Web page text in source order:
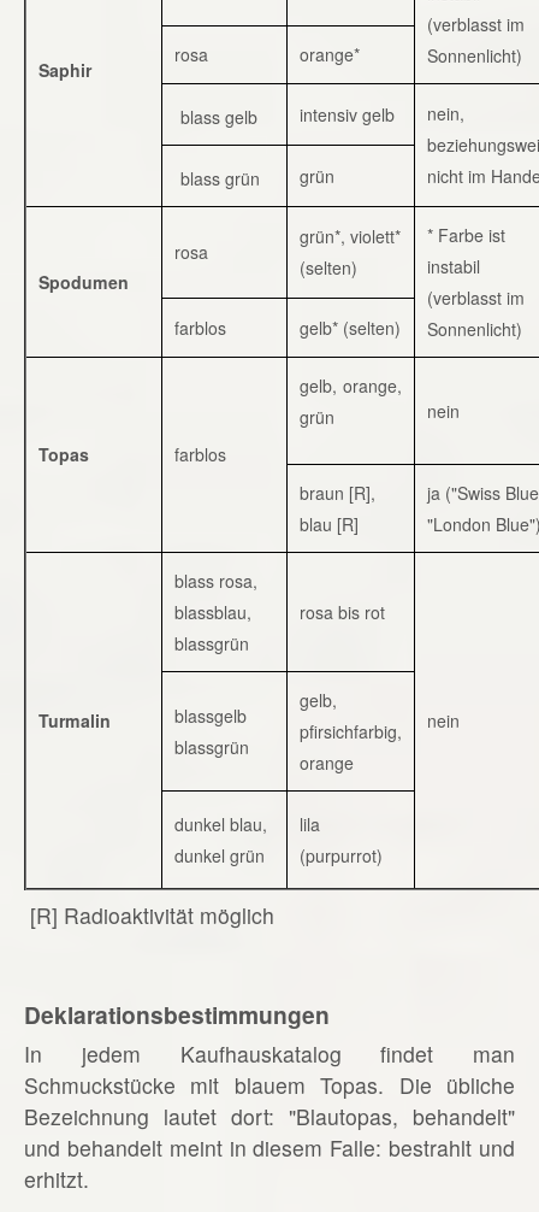
Saphir
(verblasst im
Sonnenlicht)
rosa orange*
blass gelb intensiv gelb
nein,
nicht im
blass grün grün
Spodumen
rosa
grün*, violett*
(selten)
* Farbe ist
instabil
(verblasst im
Sonnenlicht)
farblos gelb* (selten)
Topas farblos
gelb, orange,
grün
nein
braun [R],
blau [R]
ja ("Swiss
"London
Turmalin
blass rosa,
blassblau,
blassgrün
rosa bis rot
nein
blassgelb
blassgrün
gelb,
pfirsichfarbig,
orange
dunkel blau,
dunkel grün
lila
(purpurrot)
[R] Radioaktivität möglich
Deklarationsbestimmungen
In jedem Kaufhauskatalog findet man
Schmuckstücke mit blauem Topas. Die übliche
Bezeichnung lautet dort: "Blautopas, behandelt"
und behandelt meint in diesem Falle: bestrahlt und
erhitzt.